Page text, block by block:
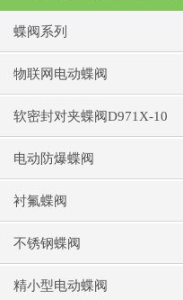
蝶阀系列
物联网电动蝶阀
软密封对夹蝶阀D971X-10
电动防爆蝶阀
衬氟蝶阀
不锈钢蝶阀
精小型电动蝶阀